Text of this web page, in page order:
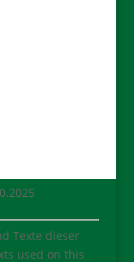
Texte dieser
used on this